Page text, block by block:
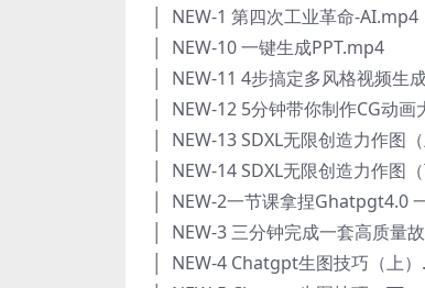
│ NEW-1 第四次工业革命-AI.mp4
│ NEW-10 一键生成PPT.mp4
│ NEW-11 4步搞定多风格视频生
│ NEW-12 5分钟带你制作CG动
│ NEW-13 SDXL无限创造力作图
│ NEW-14 SDXL无限创造力作图
│ NEW-2一节课拿捏Ghatpgt4.0
│ NEW-3 三分钟完成一套高质量
│ NEW-4 Chatgpt生图技巧（上